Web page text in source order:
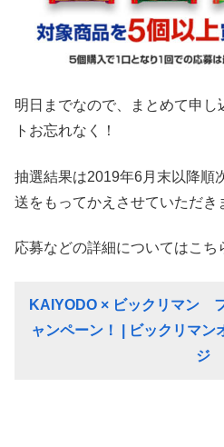
明日までなので、まとめて申し
トお忘れなく！
抽選結果は2019年6月末以降順
送をもってかえさせていただき
応募などの詳細についてはこち
KAIYODO × ビックリマン
ャンペーン！ | ビックリマン
ジ